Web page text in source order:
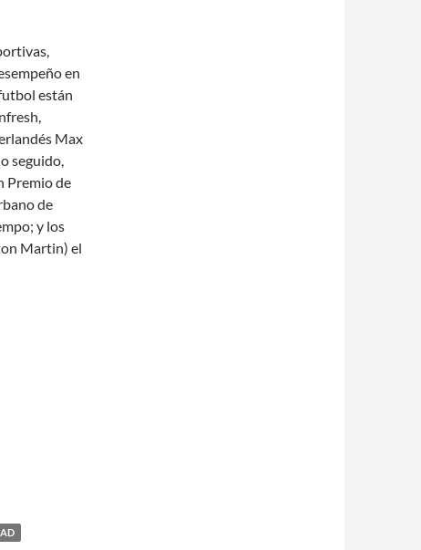
en
están
Max
seguido,
Premio de
de
y los
Martin) el